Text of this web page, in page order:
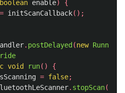
boolean enable)
{
= initScanCallback();
. postDelayed (new Runnable
void run()
{
= false;
. stopScan(